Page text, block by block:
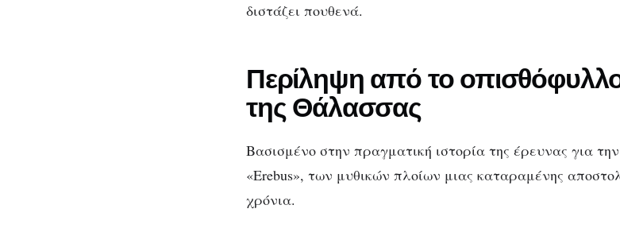
διστάζει πουθενά.
Περίληψη από το
της Θάλασσας
Βασισμένο στην πραγματική ιστορία της έρευνας για
«Erebus», των μυθικών πλοίων μιας καταραμένης
χρόνια.